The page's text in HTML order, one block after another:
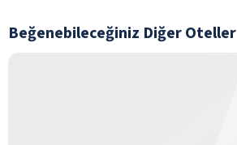
Beğenebileceğiniz Diğer Oteller